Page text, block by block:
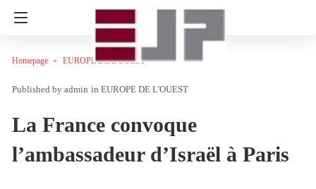
Homepage EUROPE DE L'OUEST
admin in EUROPE DE L'OUEST
La France convoque
l’ambassadeur d’Israël à Paris